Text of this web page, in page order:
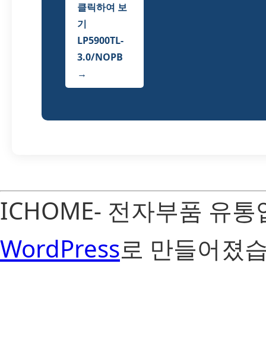
클릭하여 보
기
LP5900TL-
3.0/NOPB
→
ICHOME- 전자부품 유
WordPress로 만들어졌